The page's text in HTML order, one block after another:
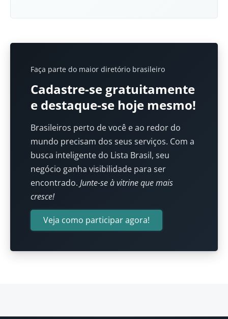
Faça parte do maior diretório brasileiro
Cadastre-se gratuitamente
e destaque-se hoje mesmo!
Brasileiros perto de você e ao redor do
mundo precisam dos seus serviços. Com a
busca inteligente do Lista Brasil, seu
negócio ganha visibilidade para ser
encontrado. Junte-se à vitrine que mais
cresce!
Veja como participar agora!